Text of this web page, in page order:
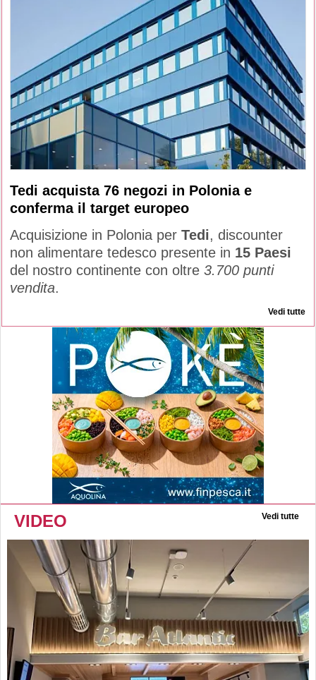
Tedi acquista 76 negozi in Polonia e
conferma il target europeo
Acquisizione in Polonia per Tedi, discounter
non alimentare tedesco presente in 15 Paesi
del nostro continente con oltre 3.700 punti
vendita.
Vedi tutte
VIDEO Vedi tutte